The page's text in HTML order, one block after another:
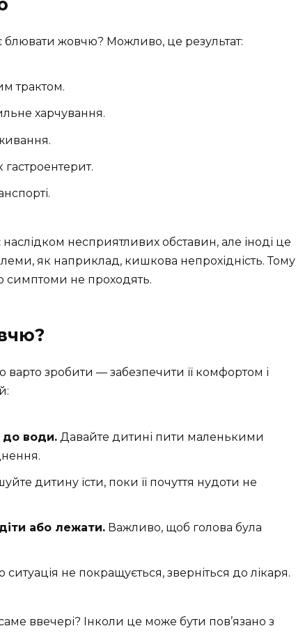
жовчю? Можливо, це результат:
трактом.
харчування.
гастроентерит.
несприятливих обставин, але іноді це
як наприклад, кишкова непрохідність. Тому
симптоми не проходять.
зробити — забезпечити її комфортом і
до води. Давайте дитині пити маленькими
дитину їсти, поки її почуття нудоти не
або лежати. Важливо, щоб голова була
не покращується, зверніться до лікаря.
ввечері? Інколи це може бути пов’язано з